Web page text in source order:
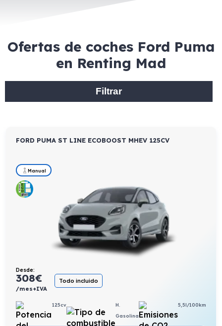
Ofertas de coches Ford Puma
en Renting Mad
Filtrar
FORD PUMA ST LINE ECOBOOST MHEV 125CV
Manual
Desde:
308€
/mes+IVA
Todo incluido
125cv
H.
Gasolina
5,5l/100km